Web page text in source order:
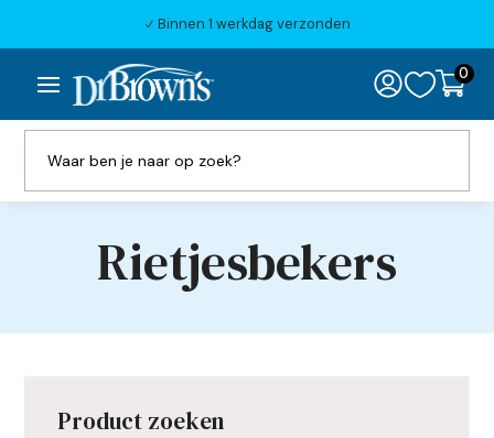
N Binnen 1 werkdag verzonden
 0
Rietjesbekers
Product zoeken